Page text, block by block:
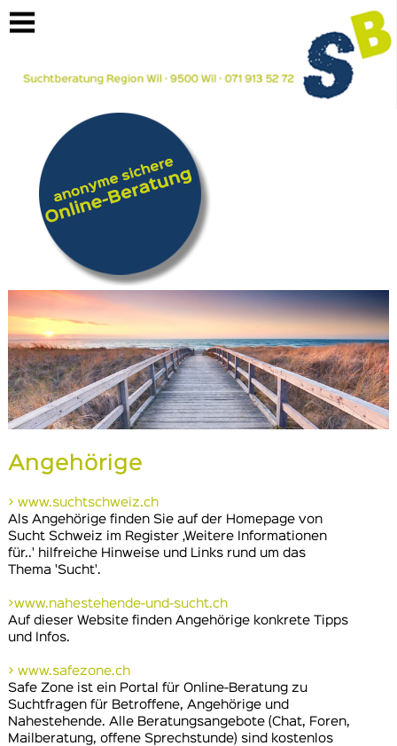
Angehörige
> www.suchtschweiz.ch
Als Angehörige finden Sie auf der Homepage von
Sucht Schweiz im Register ‚Weitere Informationen
für..' hilfreiche Hinweise und Links rund um das
Thema 'Sucht'.
>www.nahestehende-und-sucht.ch
Auf dieser Website finden Angehörige konkrete Tipps
und Infos.
> www.safezone.ch
Safe Zone ist ein Portal für Online-Beratung zu
Suchtfragen für Betroffene, Angehörige und
Nahestehende. Alle Beratungsangebote (Chat, Foren,
Mailberatung, offene Sprechstunde) sind kostenlos